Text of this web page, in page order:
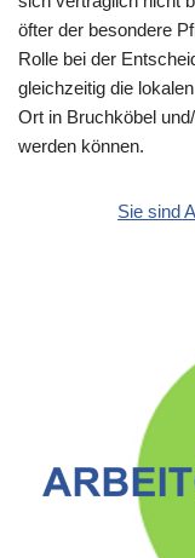
öfter der besondere
Rolle bei der
gleichzeitig die
Ort in Bruchköbel
werden können.
Sie sind